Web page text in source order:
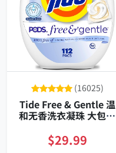
(16025)
Tide Free & Gentle 温
和无香洗衣凝珠 大包装
$29.99